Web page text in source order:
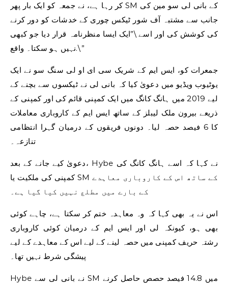
کر رہا ہے، نے جمعہ کو ایک بار پھر SM کے بانی لی سو مین کی
جانب سے مشتبہ آف شور ٹیکس چوری کے خدشات کو دور کرنے
کی کوشش کی اور اسے \”ایک ایسا منظرنامہ قرار دیا جو کبھی
نہیں ہو سکتا۔ واقع.\”
جمعرات کو، ایس ایم کے شریک سی ای او لی سنگ سو نے ایک
یوٹیوب ویڈیو میں دعویٰ کیا کہ بانی لی نے ٹیکسوں سے بچنے کے
لیے 2019 میں ہانگ کانگ میں ایک کمپنی قائم کی اور کمپنی کے
ذریعے بیرون ملک لیبلز کے ساتھ ایس ایم کے کاروباری معاملات
کا 6 فیصد حصہ لیا۔ دونوں فریقوں کے درمیان گہرا انتظامی
تنازعہ۔
دعویٰ کیے جانے کے بعد، Hybe نے کہا کہ اسے ہانگ کانگ کی
کمپنی کی ملکیت یا SM کے ساتھ اس کے کاروباری معاہدے
کے بارے میں مطلع نہیں کیا گیا ہے۔
اس نے یہ بھی کہا کہ وہ معاہدہ ختم کر سکتا ہے، چاہے کوئی
بھی ہو، کیونکہ لی اور ایس ایم کے درمیان کوئی کاروباری
رشتہ حریف کمپنی میں حصہ لینے کے لیے اس کے معاہدے کے لیے
پیشگی شرط نہیں تھا۔
Hybe نے بانی لی سے SM میں 14.8 فیصد حصص حاصل کرنے